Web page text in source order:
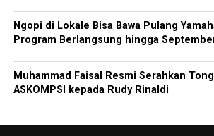
Ngopi di Lokale Bisa Bawa Pulang
Program Berlangsung hingga
Muhammad Faisal Resmi Serahkan
ASKOMPSI kepada Rudy Rinaldi